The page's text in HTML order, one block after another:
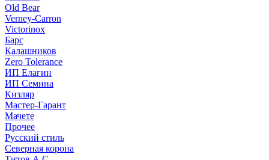
Old Bear
Verney-Carron
Victorinox
Барс
Калашников
Zero Tolerance
ИП Елагин
ИП Семина
Кизляр
Мастер-Гарант
Мачете
Прочее
Русский стиль
Северная корона